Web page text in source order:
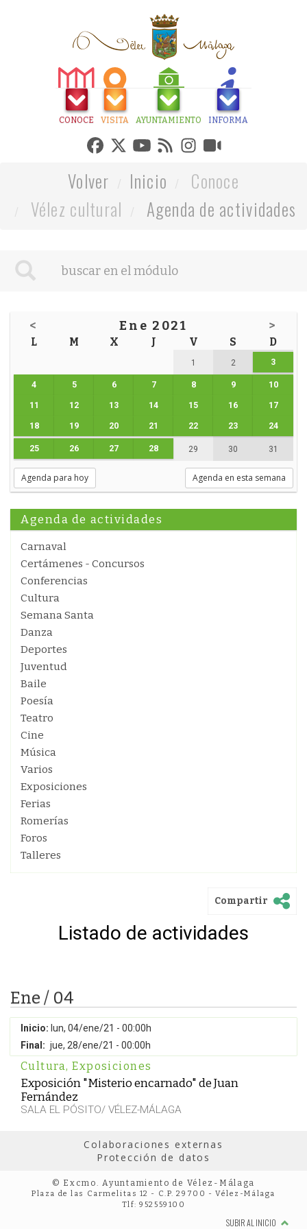
CONOCE VISITA AYUNTAMIENTO INFORMA
Volver Inicio
Conoce
Vélez cultural
Agenda de actividades
< Ene 2021 >
L M X J V S D
1 2 3
4 5 6 7 8 9 10
11 12 13 14 15 16 17
18 19 20 21 22 23 24
25 26 27 28 29 30 31
Agenda para hoy Agenda en esta semana
Agenda de actividades
Carnaval
Certámenes - Concursos
Conferencias
Cultura
Semana Santa
Danza
Deportes
Juventud
Baile
Poesía
Teatro
Cine
Música
Varios
Exposiciones
Ferias
Romerías
Foros
Talleres
Compartir
Listado de actividades
Ene / 04
Inicio: lun, 04/ene/21 - 00:00h
Final: jue, 28/ene/21 - 00:00h
Cultura, Exposiciones
Exposición "Misterio encarnado" de Juan
Fernández
SALA EL PÓSITO/ VÉLEZ-MÁLAGA
Colaboraciones externas
Protección de datos
© Excmo. Ayuntamiento de Vélez-Málaga
Plaza de las Carmelitas 12 - C.P. 29700 - Vélez-Málaga
Tlf: 952559100
SUBIR AL INICIO